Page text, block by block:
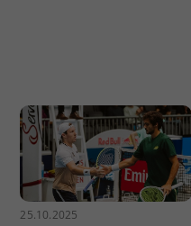
25.10.2025